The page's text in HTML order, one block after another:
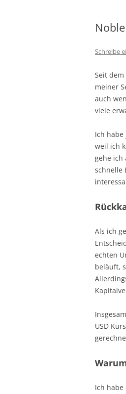
Schreibe
Seit dem
meiner
auch
viele
Ich
weil ich
gehe ich
schnelle
Als ich
echten
beläuft,
USD
Ich